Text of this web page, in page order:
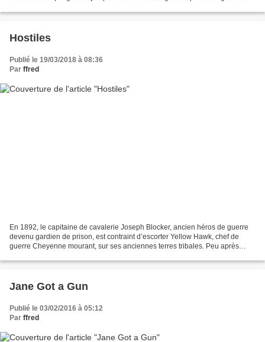
Hostiles
Publié le 19/03/2018 à 08:36
Par ffred
En 1892, le capitaine de cavalerie Joseph Blocker, ancien héros de guerre
devenu gardien de prison, est contraint d’escorter Yellow Hawk, chef de
guerre Cheyenne mourant, sur ses anciennes terres tribales. Peu après
Jane Got a Gun
Publié le 03/02/2016 à 05:12
Par ffred